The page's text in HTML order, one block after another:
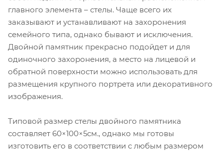
главного элемента – стелы. Чаще всего их
заказывают и устанавливают на захоронения
семейного типа, однако бывают и исключения.
Двойной памятник прекрасно подойдет и для
одиночного захоронения, а место на лицевой и
обратной поверхности можно использовать для
размещения крупного портрета или декоративного
изображения.
Типовой размер стелы двойного памятника
составляет 60×100×5см., однако мы готовы
изготовить его в соответствии с любым размером